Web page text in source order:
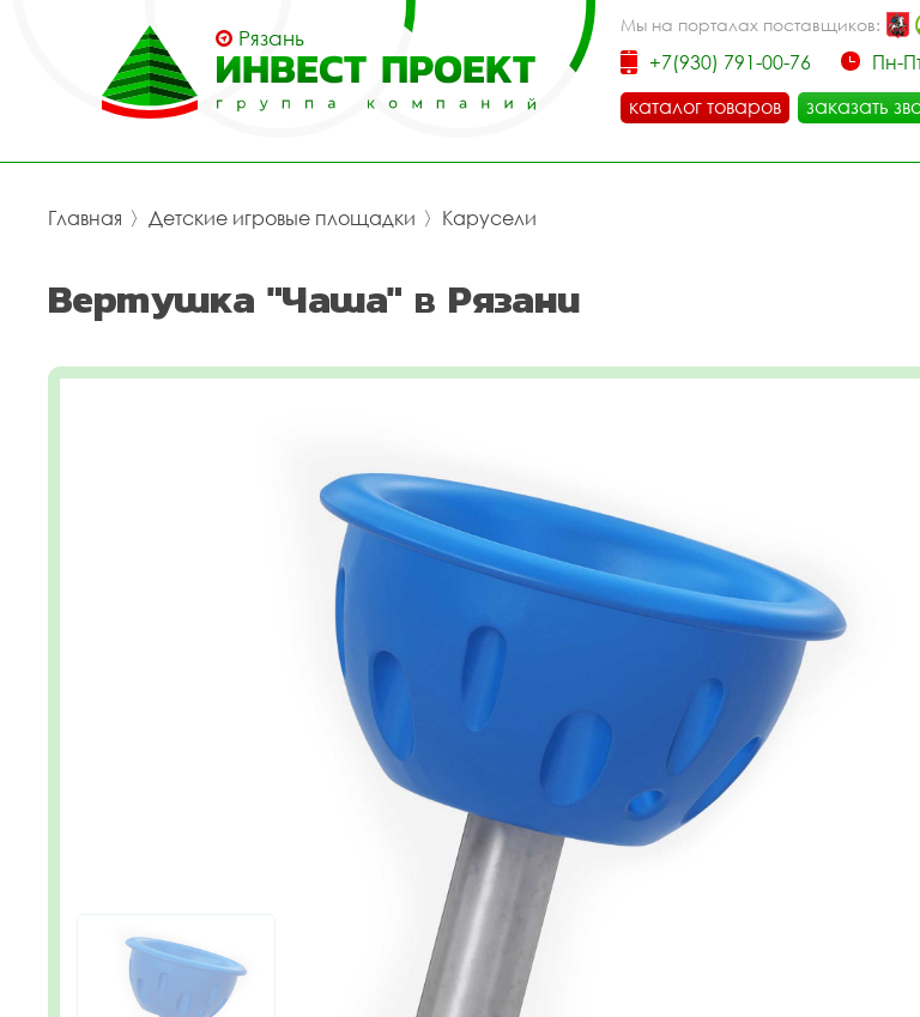
Рязань
Мы на порталах поставщиков:
+7(930) 791-00-76
Пн-
каталог товаров
заказать
Главная 〉 Детские игровые площадки 〉 Карусели
Вертушка "Чаша" в Рязани